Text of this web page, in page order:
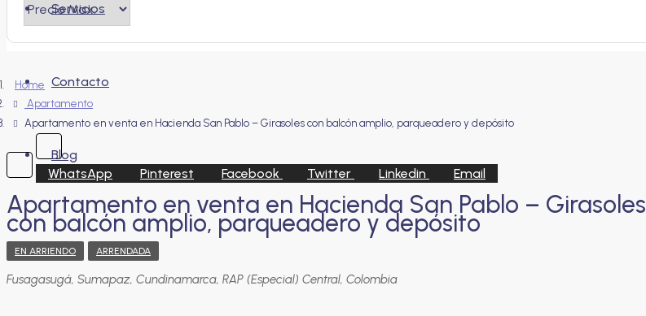
Servicios
Contacto
Blog
Home
Apartamento
Apartamento en venta en Hacienda San Pablo – Girasoles con balcón amplio, parqueadero y depósito
WhatsApp Pinterest Facebook Twitter Linkedin Email
Apartamento en venta en Hacienda San Pablo – Girasoles
con balcón amplio, parqueadero y depósito
EN ARRIENDO ARRENDADA
Fusagasugá, Sumapaz, Cundinamarca, RAP (Especial) Central, Colombia